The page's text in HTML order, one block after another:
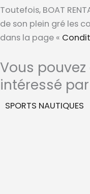
Toutefois, BOAT
de son plein gré les
dans la page «
Vous
intéressé par
SPORTS NAUTIQUES